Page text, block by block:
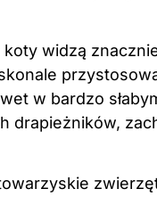
widzą
w bardzo
drapieżników,